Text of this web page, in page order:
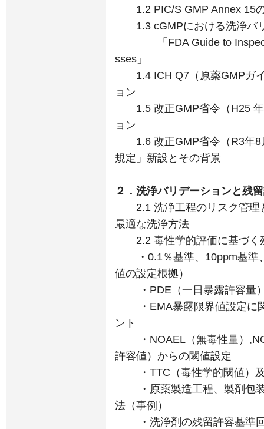
1.2 PIC/S GMP Annex 15の
1.3 cGMPにおける洗浄バ
「FDA Guide to
sses」
1.4 ICH Q7（原薬GMPガイ
ョン
1.5 改正GMP省令（H25 年
ョン
1.6 改正GMP省令（R3年8
規定」新設とその背景
２．洗浄バリデーションと残
2.1 洗浄工程のリスク管理
最適な洗浄方法
2.2 毒性学的評価に基づく
・0.1％基準、10ppm基準
値の設定根拠）
・PDE（一日暴露許容量
・EMA暴露限界値設定に関
ント
・NOAEL（無毒性量）
許容値）からの閾値設定
・TTC（毒性学的閾値）及
・原薬製造工程、製剤包装
法（事例）
・洗浄剤の残留許容基準回